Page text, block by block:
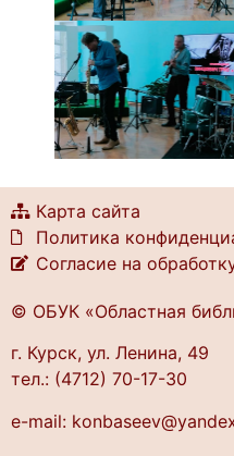
Карта сайта
Политика
Согласие на
© ОБУК «Областная
г. Курск, ул. Ленина, 49
тел.: (4712) 70-17-30
e-mail: